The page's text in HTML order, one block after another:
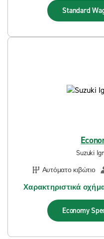
Standard
Suzuki
Αυτόματο κιβώτιο
Χαρακτηριστικά
Economy